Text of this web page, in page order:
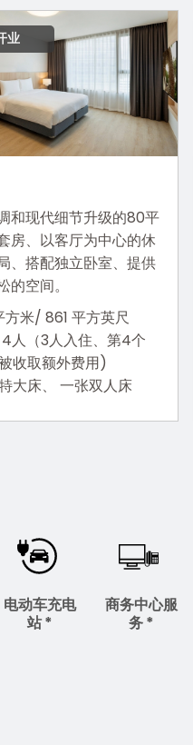
业
和现代细节升级的80平
房、以客厅为中心的休
、搭配独立卧室、提供
的空间。
方米/ 861 平方英尺
人（3人入住、第4个
收取额外费用)
大床、 一张双人床
电动车充电
站 *
商务中心服
务 *